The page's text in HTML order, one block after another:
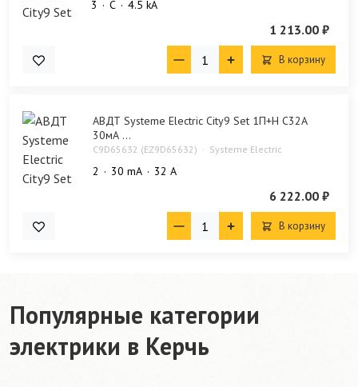
3 C 4.5 kA
1 213.00 ₽
В корзину
АВДТ Systeme Electric City9 Set 1П+Н C32А
30мА ...
C9D65632 (EZ9D65632) Systeme Electric
2 30 mA 32 А
6 222.00 ₽
В корзину
Популярные категории
электрики в Керчь